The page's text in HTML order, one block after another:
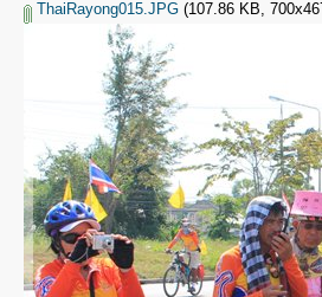
ThaiRayong015.JPG (107.86 KB,